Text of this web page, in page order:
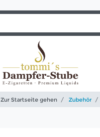
Zur Startseite gehen Zubehör